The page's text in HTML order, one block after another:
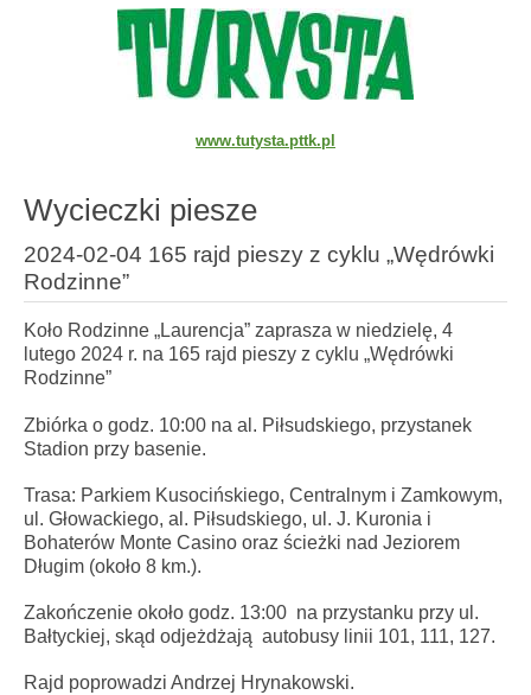
www.tutysta.pttk.pl
Wycieczki piesze
2024-02-04 165 rajd pieszy z cyklu „Wędrówki
Rodzinne”
Koło Rodzinne „Laurencja” zaprasza w niedzielę, 4
lutego 2024 r. na 165 rajd pieszy z cyklu „Wędrówki
Rodzinne”
Zbiórka o godz. 10:00 na al. Piłsudskiego, przystanek
Stadion przy basenie.
Trasa: Parkiem Kusocińskiego, Centralnym i Zamkowym,
ul. Głowackiego, al. Piłsudskiego, ul. J. Kuronia i
Bohaterów Monte Casino oraz ścieżki nad Jeziorem
Długim (około 8 km.).
Zakończenie około godz. 13:00 na przystanku przy ul.
Bałtyckiej, skąd odjeżdżają autobusy linii 101, 111, 127.
Rajd poprowadzi Andrzej Hrynakowski.